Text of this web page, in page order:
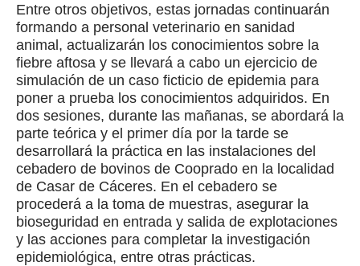
Entre otros objetivos, estas jornadas continuarán
formando a personal veterinario en sanidad
animal, actualizarán los conocimientos sobre la
fiebre aftosa y se llevará a cabo un ejercicio de
simulación de un caso ficticio de epidemia para
poner a prueba los conocimientos adquiridos. En
dos sesiones, durante las mañanas, se abordará la
parte teórica y el primer día por la tarde se
desarrollará la práctica en las instalaciones del
cebadero de bovinos de Cooprado en la localidad
de Casar de Cáceres. En el cebadero se
procederá a la toma de muestras, asegurar la
bioseguridad en entrada y salida de explotaciones
y las acciones para completar la investigación
epidemiológica, entre otras prácticas.